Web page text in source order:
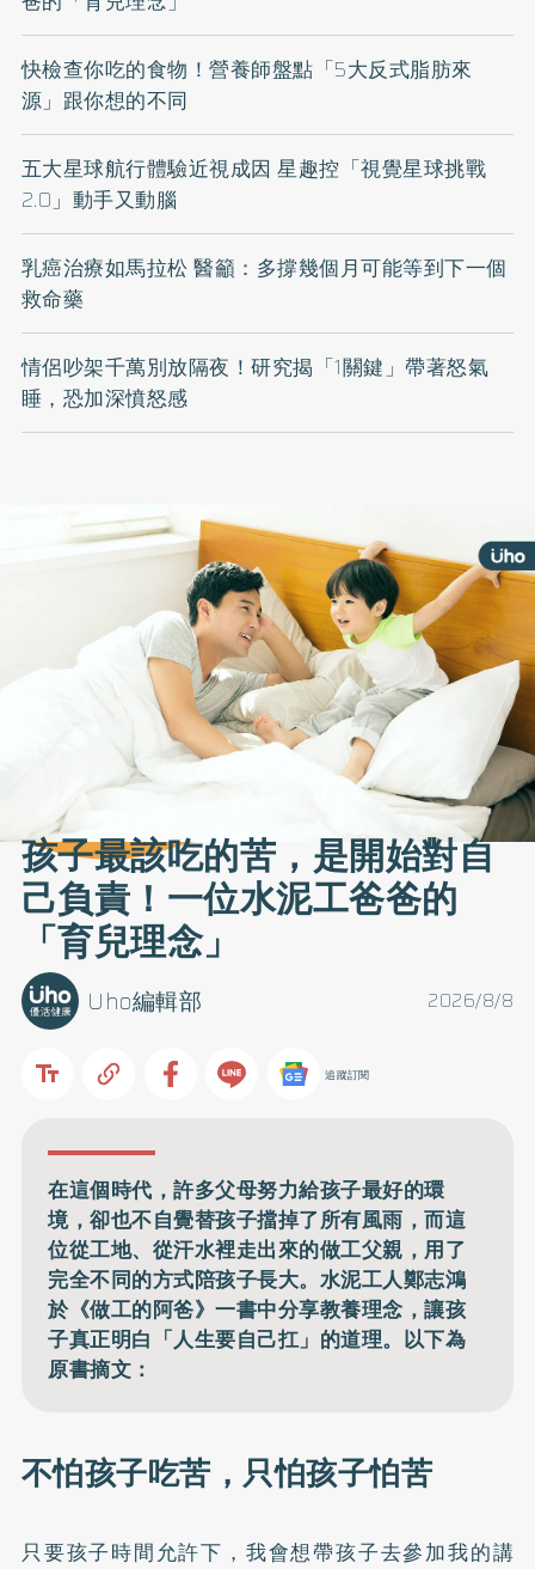
快檢查你吃的食物！營養師盤點「5大反式脂肪來
源」跟你想的不同
五大星球航行體驗近視成因 星趣控「視覺星球挑戰
2.0」動手又動腦
乳癌治療如馬拉松 醫籲：多撐幾個月可能等到下一個
救命藥
情侶吵架千萬別放隔夜！研究揭「1關鍵」帶著怒氣
睡，恐加深憤怒感
孩子最該吃的苦，是開始對自
己負責！一位水泥工爸爸的
「育兒理念」
2026/8/8
Uho編輯部
追蹤訂閱
在這個時代，許多父母努力給孩子最好的環
境，卻也不自覺替孩子擋掉了所有風雨，而這
位從工地、從汗水裡走出來的做工父親，用了
完全不同的方式陪孩子長大。水泥工人鄭志鴻
於《做工的阿爸》一書中分享教養理念，讓孩
子真正明白「人生要自己扛」的道理。以下為
原書摘文：
不怕孩子吃苦，只怕孩子怕苦
只要孩子時間允許下，我會想帶孩子去參加我的講